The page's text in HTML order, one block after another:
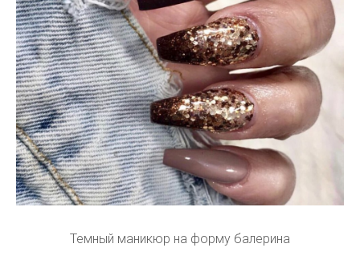
Темный маникюр на форму балерина